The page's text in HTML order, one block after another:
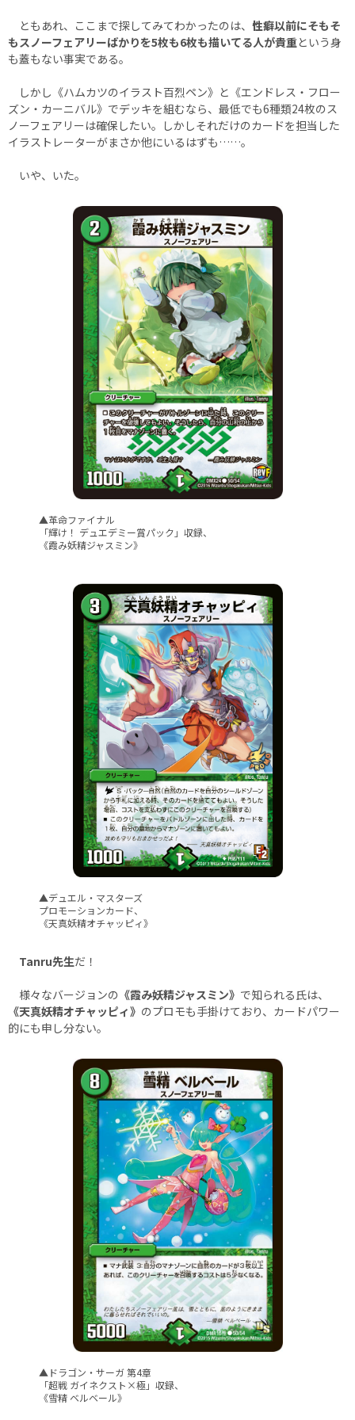
ともあれ、ここまで探してみてわかったのは、 性癖以前にそもそ
もスノーフェアリーばかりを5枚も6枚も描いてる人が貴重という身
も蓋もない事実である。
しかし《ハムカツのイラスト百烈ペン》と《エンドレス・フロー
ズン・カーニバル》でデッキを組むなら、最低でも6種類24枚のス
ノーフェアリーは確保したい。しかしそれだけのカードを担当した
イラストレーターがまさか他にいるはずも……。
いや、いた。
▲革命ファイナル
「輝け！ デュエデミー賞パック」収録、
《霞み妖精ジャスミン》
▲デュエル・マスターズ
プロモーションカード、
《天真妖精オチャッピィ》
Tanru先生だ！
様々なバージョンの 《霞み妖精ジャスミン》 で知られる氏は、
《天真妖精オチャッピィ》 のプロモも手掛けており、カードパワー
的にも申し分ない。
▲ドラゴン・サーガ 第4章
「超戦 ガイネクスト×極」収録、
《雪精 ベルベール》